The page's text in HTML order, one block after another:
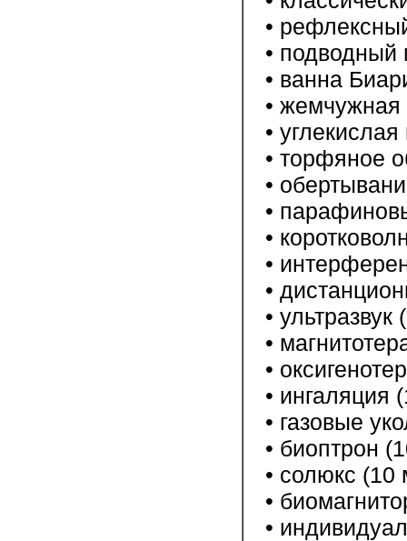
•
•
• ванна
• жемчужная
•
• торфяное
•
•
•
•
•
•
•
•
• ингаляция
• газовые
• биоптрон
• солюкс (10
•
•